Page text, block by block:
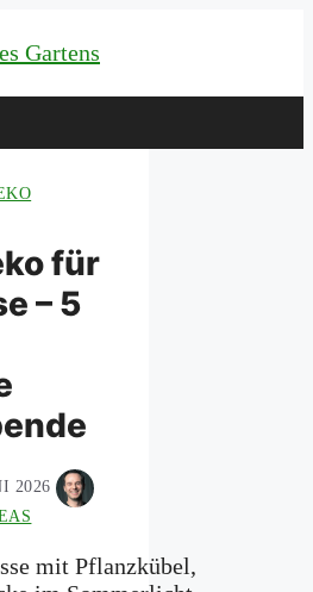
für
– 5
2026